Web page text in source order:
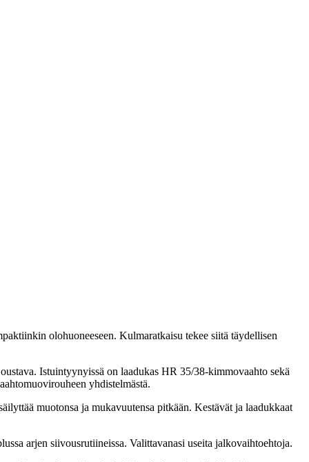
olohuoneeseen. Kulmaratkaisu tekee siitä täydellisen
Istuintyynyissä on laadukas HR 35/38-kimmovaahto sekä
yhdistelmästä.
muotonsa ja mukavuutensa pitkään. Kestävät ja laadukkaat
arjen siivousrutiineissa. Valittavanasi useita jalkovaihtoehtoja.